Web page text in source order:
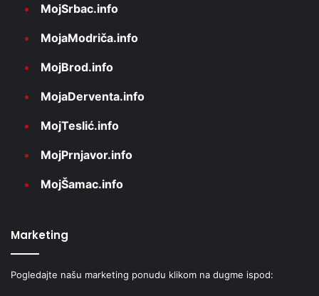
MojSrbac.info
MojaModriča.info
MojBrod.info
MojaDerventa.info
MojTeslić.info
MojPrnjavor.info
MojŠamac.info
Marketing
Pogledajte našu marketing ponudu klikom na dugme ispod: